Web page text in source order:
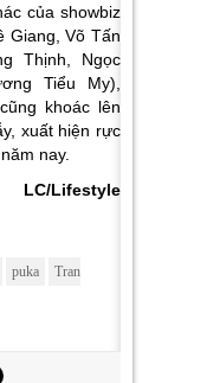
của showbiz
Giang, Võ Tấn
Thịnh, Ngọc
Tiểu My),
khoác lên
xuất hiện rực
nay.
LC/Lifestyle
puka
Tran